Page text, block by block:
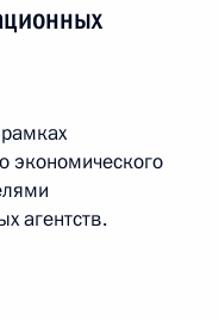
экономического
агентств.